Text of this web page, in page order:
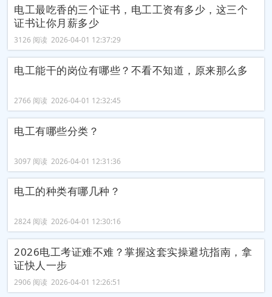
电工最吃香的三个证书，电工工资有多少，这三个
证书让你月薪多少
3126 阅读 2026-04-01 12:37:29
电工能干的岗位有哪些？不看不知道，原来那么多
2766 阅读 2026-04-01 12:32:45
电工有哪些分类？
3097 阅读 2026-04-01 12:31:36
电工的种类有哪几种？
2824 阅读 2026-04-01 12:30:16
2026电工考证难不难？掌握这套实操避坑指南，拿
证快人一步
2906 阅读 2026-04-01 12:26:51